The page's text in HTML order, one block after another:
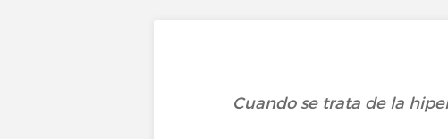
Cuando se trata de la